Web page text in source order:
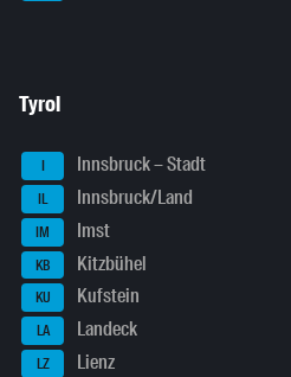
Tyrol
I Innsbruck – Stadt
IL Innsbruck/Land
IM Imst
KB Kitzbühel
KU Kufstein
LA Landeck
LZ Lienz